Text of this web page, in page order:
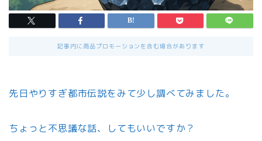
記事内に商品プロモーションを含む場合があります
先日やりすぎ都市伝説をみて少し調べてみました。
ちょっと不思議な話、してもいいですか？